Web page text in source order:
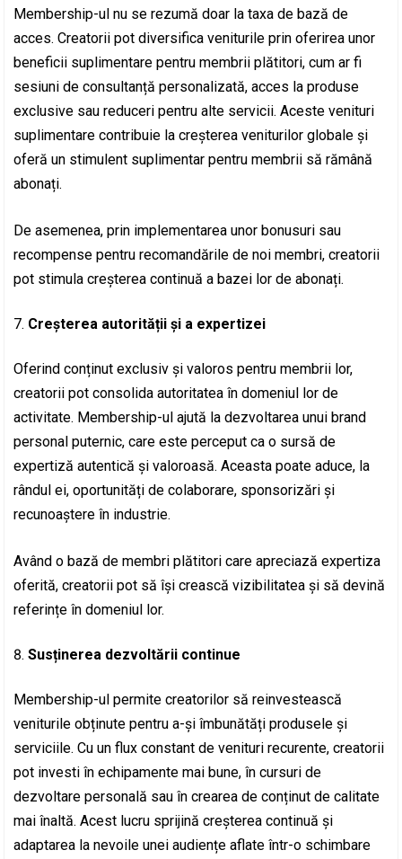
Membership-ul nu se rezumă doar la taxa de bază de
acces. Creatorii pot diversifica veniturile prin oferirea unor
beneficii suplimentare pentru membrii plătitori, cum ar fi
sesiuni de consultanță personalizată, acces la produse
exclusive sau reduceri pentru alte servicii. Aceste venituri
suplimentare contribuie la creșterea veniturilor globale și
oferă un stimulent suplimentar pentru membrii să rămână
abonați.
De asemenea, prin implementarea unor bonusuri sau
recompense pentru recomandările de noi membri, creatorii
pot stimula creșterea continuă a bazei lor de abonați.
Creșterea autorității și a expertizei
Oferind conținut exclusiv și valoros pentru membrii lor,
creatorii pot consolida autoritatea în domeniul lor de
activitate. Membership-ul ajută la dezvoltarea unui brand
personal puternic, care este perceput ca o sursă de
expertiză autentică și valoroasă. Aceasta poate aduce, la
rândul ei, oportunități de colaborare, sponsorizări și
recunoaștere în industrie.
Având o bază de membri plătitori care apreciază expertiza
oferită, creatorii pot să își crească vizibilitatea și să devină
referințe în domeniul lor.
Susținerea dezvoltării continue
Membership-ul permite creatorilor să reinvestească
veniturile obținute pentru a-și îmbunătăți produsele și
serviciile. Cu un flux constant de venituri recurente, creatorii
pot investi în echipamente mai bune, în cursuri de
dezvoltare personală sau în crearea de conținut de calitate
mai înaltă. Acest lucru sprijină creșterea continuă și
adaptarea la nevoile unei audiențe aflate într-o schimbare